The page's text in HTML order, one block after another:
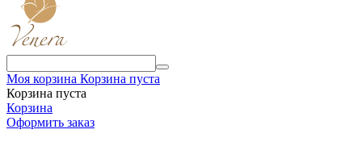
Моя корзина Корзина пуста
Корзина пуста
Корзина
Оформить заказ